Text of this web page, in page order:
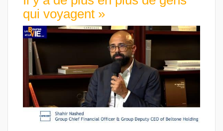
qui voyagent »